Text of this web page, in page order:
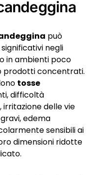
può
negli
in ambienti poco
prodotti concentrati.
tosse
difficoltà
irritazione delle vie
edema
sensibili ai
dimensioni ridotte